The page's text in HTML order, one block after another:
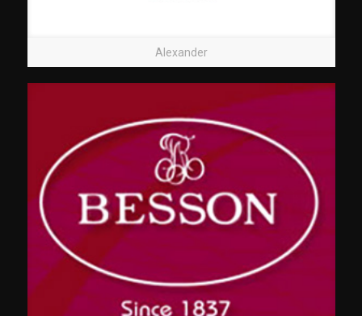
Alexander